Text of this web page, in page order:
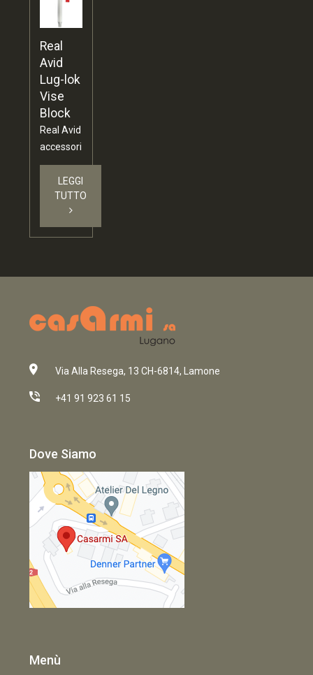
Real
Avid
Lug-lok
Vise
Block
Real Avid
accessori
LEGGI
TUTTO
Via Alla Resega, 13 CH-6814, Lamone
+41 91 923 61 15
Dove Siamo
Menù